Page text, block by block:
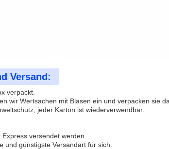
Versand:
verpackt.
wir Wertsachen mit Blasen ein und verpacken sie
jeder Karton ist wiederverwendbar.
versendet werden.
und günstigste Versandart für sich.